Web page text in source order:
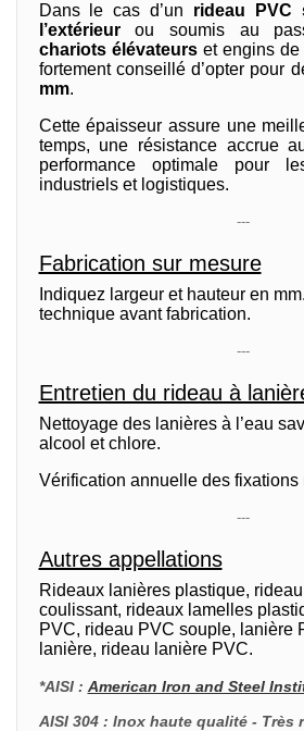
Dans le cas d’un rideau PVC
l’extérieurou soumis au
chariots élévateurset engins de
fortement conseillé d’opter pour
mm.
Cette épaisseur assure une
temps, une résistance accrue
performance optimale pour
industriels et logistiques.
---
Fabrication sur mesure
Indiquez largeur et hauteur en
technique avant fabrication.
---
Entretien du rideau à
Nettoyage des lanières à l’eau
alcool et chlore.
Vérification annuelle des fixations
---
Autres appellations
Rideaux lanières plastique,
coulissant, rideaux lamelles
PVC, rideau PVC souple, lanière
lanière, rideau lanière PVC.
*AISI : American Iron and Steel
AISI 304 : Inox haute qualité - Très